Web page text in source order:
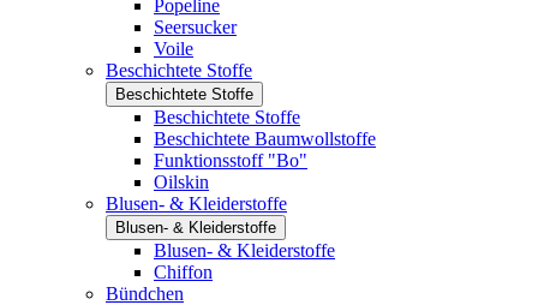
Popeline
Seersucker
Voile
Beschichtete Stoffe
Beschichtete Stoffe
Beschichtete Stoffe
Beschichtete Baumwollstoffe
Funktionsstoff "Bo"
Oilskin
Blusen- & Kleiderstoffe
Blusen- & Kleiderstoffe
Blusen- & Kleiderstoffe
Chiffon
Bündchen